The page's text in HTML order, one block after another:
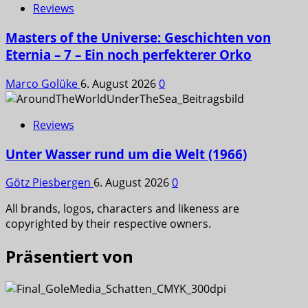
Reviews
Masters of the Universe: Geschichten von
Eternia – 7 – Ein noch perfekterer Orko
Marco Golüke 6. August 20260
Reviews
Unter Wasser rund um die Welt (1966)
Götz Piesbergen 6. August 20260
All brands, logos, characters and likeness are
copyrighted by their respective owners.
Präsentiert von